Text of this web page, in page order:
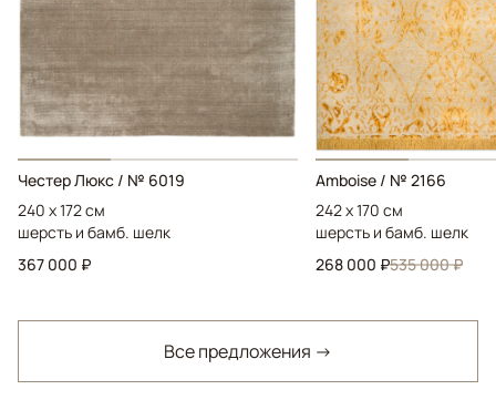
Честер Люкс / № 6019
240 x 172 см
шерсть и бамб. шелк
367 000 ₽
Amboise / № 2166
242 x 170 см
шерсть и бамб. шелк
268 000 ₽535 000 ₽
Все предложения →